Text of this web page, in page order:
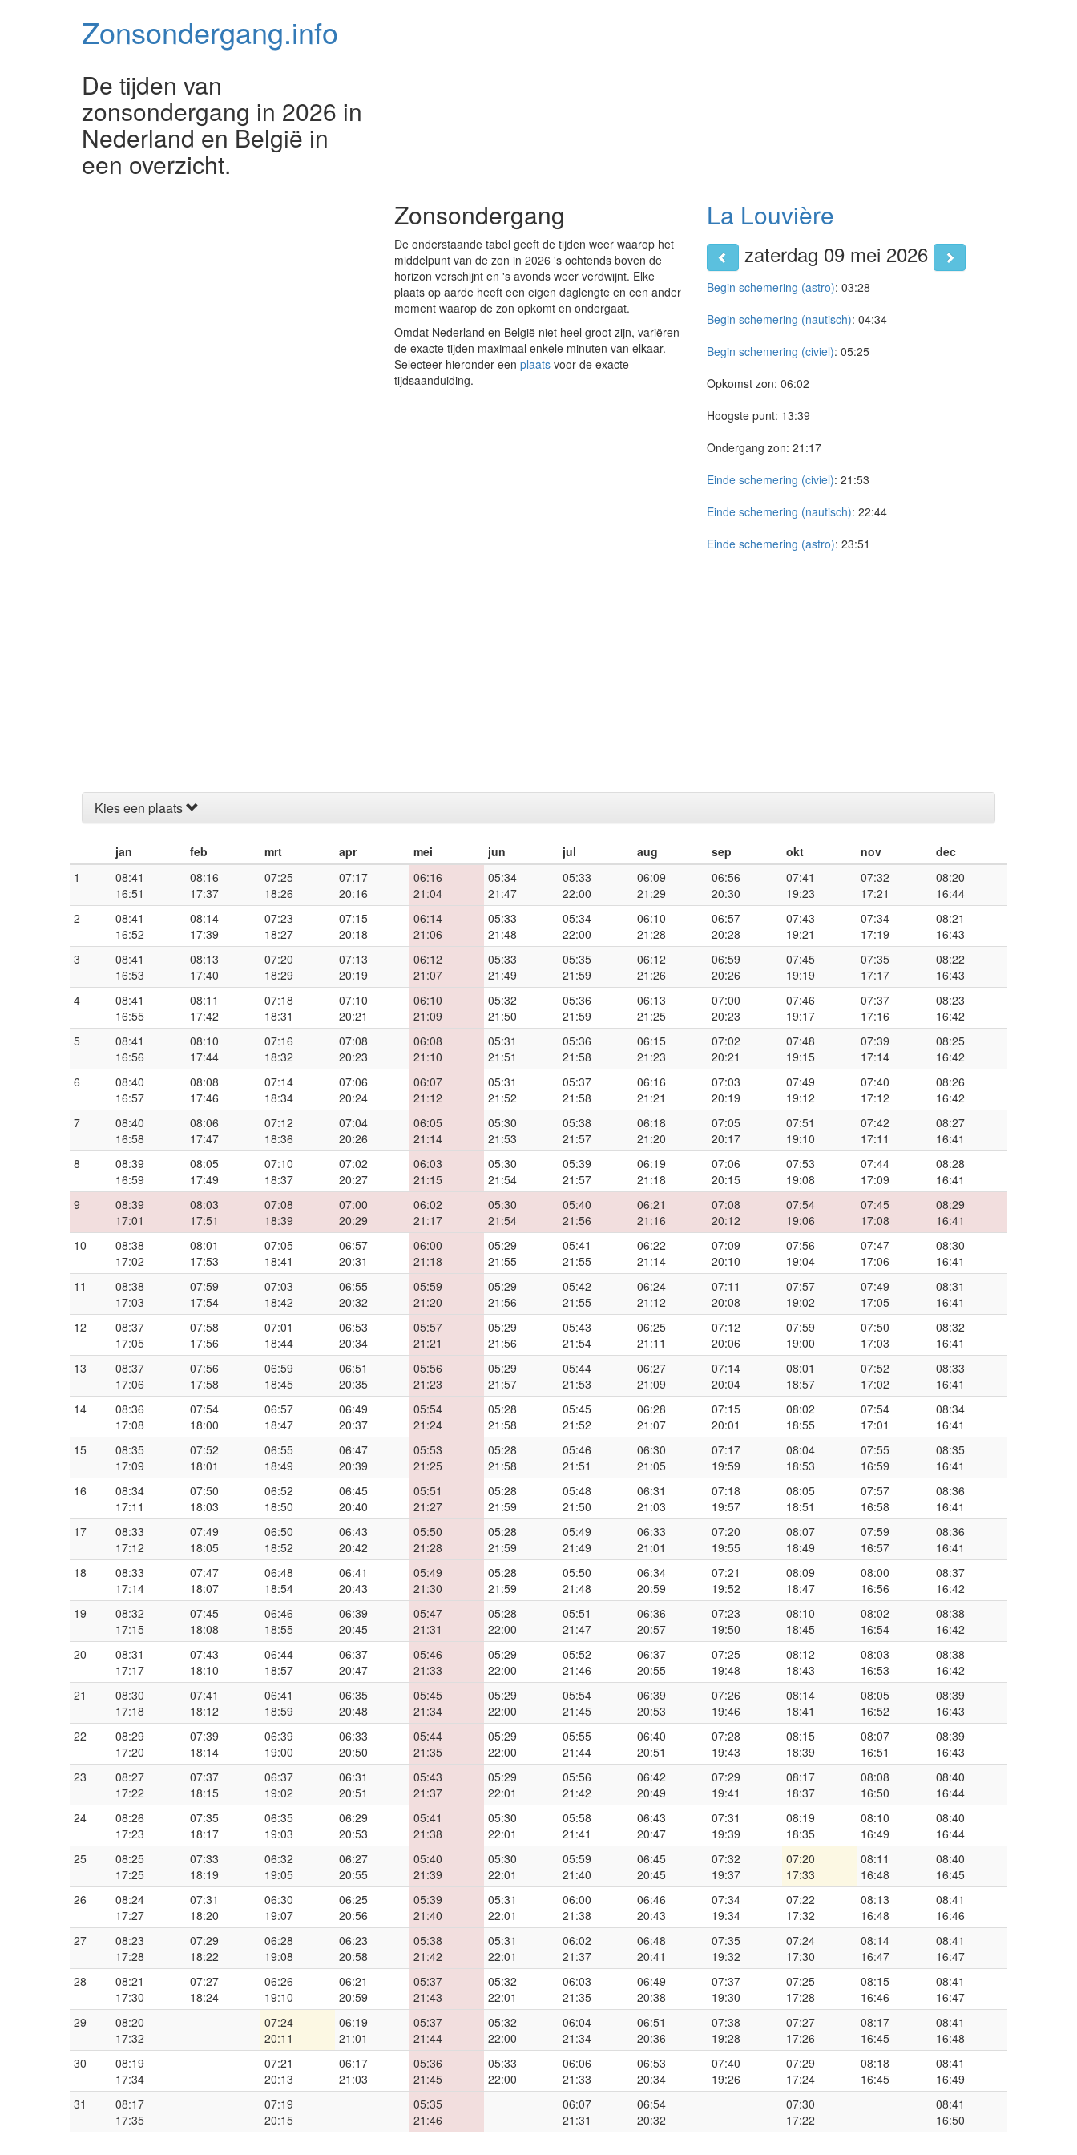
Zonsondergang.info
De tijden van
zonsondergang in 2026 in
Nederland en België in
een overzicht.
Zonsondergang
De onderstaande tabel geeft de tijden weer waarop het
middelpunt van de zon in 2026 's ochtends boven de
horizon verschijnt en 's avonds weer verdwijnt. Elke
plaats op aarde heeft een eigen daglengte en een ander
moment waarop de zon opkomt en ondergaat.
Omdat Nederland en België niet heel groot zijn, variëren
de exacte tijden maximaal enkele minuten van elkaar.
Selecteer hieronder een plaats voor de exacte
tijdsaanduiding.
La Louvière
zaterdag 09 mei 2026
Begin schemering (astro): 03:28
Begin schemering (nautisch): 04:34
Begin schemering (civiel): 05:25
Opkomst zon: 06:02
Hoogste punt: 13:39
Ondergang zon: 21:17
Einde schemering (civiel): 21:53
Einde schemering (nautisch): 22:44
Einde schemering (astro): 23:51
Kies een plaats
jan feb mrt apr mei jun jul aug sep okt nov
dec
1
08:41
16:51
08:16
17:37
07:25
18:26
07:17
20:16
06:16
21:04
05:34
21:47
05:33
22:00
06:09
21:29
06:56
20:30
07:41
19:23
07:32
17:21
08:20
16:44
2
08:41
16:52
08:14
17:39
07:23
18:27
07:15
20:18
06:14
21:06
05:33
21:48
05:34
22:00
06:10
21:28
06:57
20:28
07:43
19:21
07:34
17:19
08:21
16:43
3
08:41
16:53
08:13
17:40
07:20
18:29
07:13
20:19
06:12
21:07
05:33
21:49
05:35
21:59
06:12
21:26
06:59
20:26
07:45
19:19
07:35
17:17
08:22
16:43
4
08:41
16:55
08:11
17:42
07:18
18:31
07:10
20:21
06:10
21:09
05:32
21:50
05:36
21:59
06:13
21:25
07:00
20:23
07:46
19:17
07:37
17:16
08:23
16:42
5
08:41
16:56
08:10
17:44
07:16
18:32
07:08
20:23
06:08
21:10
05:31
21:51
05:36
21:58
06:15
21:23
07:02
20:21
07:48
19:15
07:39
17:14
08:25
16:42
6
08:40
16:57
08:08
17:46
07:14
18:34
07:06
20:24
06:07
21:12
05:31
21:52
05:37
21:58
06:16
21:21
07:03
20:19
07:49
19:12
07:40
17:12
08:26
16:42
7
08:40
16:58
08:06
17:47
07:12
18:36
07:04
20:26
06:05
21:14
05:30
21:53
05:38
21:57
06:18
21:20
07:05
20:17
07:51
19:10
07:42
17:11
08:27
16:41
8
08:39
16:59
08:05
17:49
07:10
18:37
07:02
20:27
06:03
21:15
05:30
21:54
05:39
21:57
06:19
21:18
07:06
20:15
07:53
19:08
07:44
17:09
08:28
16:41
9
08:39
17:01
08:03
17:51
07:08
18:39
07:00
20:29
06:02
21:17
05:30
21:54
05:40
21:56
06:21
21:16
07:08
20:12
07:54
19:06
07:45
17:08
08:29
16:41
10
08:38
17:02
08:01
17:53
07:05
18:41
06:57
20:31
06:00
21:18
05:29
21:55
05:41
21:55
06:22
21:14
07:09
20:10
07:56
19:04
07:47
17:06
08:30
16:41
11
08:38
17:03
07:59
17:54
07:03
18:42
06:55
20:32
05:59
21:20
05:29
21:56
05:42
21:55
06:24
21:12
07:11
20:08
07:57
19:02
07:49
17:05
08:31
16:41
12
08:37
17:05
07:58
17:56
07:01
18:44
06:53
20:34
05:57
21:21
05:29
21:56
05:43
21:54
06:25
21:11
07:12
20:06
07:59
19:00
07:50
17:03
08:32
16:41
13
08:37
17:06
07:56
17:58
06:59
18:45
06:51
20:35
05:56
21:23
05:29
21:57
05:44
21:53
06:27
21:09
07:14
20:04
08:01
18:57
07:52
17:02
08:33
16:41
14
08:36
17:08
07:54
18:00
06:57
18:47
06:49
20:37
05:54
21:24
05:28
21:58
05:45
21:52
06:28
21:07
07:15
20:01
08:02
18:55
07:54
17:01
08:34
16:41
15
08:35
17:09
07:52
18:01
06:55
18:49
06:47
20:39
05:53
21:25
05:28
21:58
05:46
21:51
06:30
21:05
07:17
19:59
08:04
18:53
07:55
16:59
08:35
16:41
16
08:34
17:11
07:50
18:03
06:52
18:50
06:45
20:40
05:51
21:27
05:28
21:59
05:48
21:50
06:31
21:03
07:18
19:57
08:05
18:51
07:57
16:58
08:36
16:41
17
08:33
17:12
07:49
18:05
06:50
18:52
06:43
20:42
05:50
21:28
05:28
21:59
05:49
21:49
06:33
21:01
07:20
19:55
08:07
18:49
07:59
16:57
08:36
16:41
18
08:33
17:14
07:47
18:07
06:48
18:54
06:41
20:43
05:49
21:30
05:28
21:59
05:50
21:48
06:34
20:59
07:21
19:52
08:09
18:47
08:00
16:56
08:37
16:42
19
08:32
17:15
07:45
18:08
06:46
18:55
06:39
20:45
05:47
21:31
05:28
22:00
05:51
21:47
06:36
20:57
07:23
19:50
08:10
18:45
08:02
16:54
08:38
16:42
20
08:31
17:17
07:43
18:10
06:44
18:57
06:37
20:47
05:46
21:33
05:29
22:00
05:52
21:46
06:37
20:55
07:25
19:48
08:12
18:43
08:03
16:53
08:38
16:42
21
08:30
17:18
07:41
18:12
06:41
18:59
06:35
20:48
05:45
21:34
05:29
22:00
05:54
21:45
06:39
20:53
07:26
19:46
08:14
18:41
08:05
16:52
08:39
16:43
22
08:29
17:20
07:39
18:14
06:39
19:00
06:33
20:50
05:44
21:35
05:29
22:00
05:55
21:44
06:40
20:51
07:28
19:43
08:15
18:39
08:07
16:51
08:39
16:43
23
08:27
17:22
07:37
18:15
06:37
19:02
06:31
20:51
05:43
21:37
05:29
22:01
05:56
21:42
06:42
20:49
07:29
19:41
08:17
18:37
08:08
16:50
08:40
16:44
24
08:26
17:23
07:35
18:17
06:35
19:03
06:29
20:53
05:41
21:38
05:30
22:01
05:58
21:41
06:43
20:47
07:31
19:39
08:19
18:35
08:10
16:49
08:40
16:44
25
08:25
17:25
07:33
18:19
06:32
19:05
06:27
20:55
05:40
21:39
05:30
22:01
05:59
21:40
06:45
20:45
07:32
19:37
07:20
17:33
08:11
16:48
08:40
16:45
26
08:24
17:27
07:31
18:20
06:30
19:07
06:25
20:56
05:39
21:40
05:31
22:01
06:00
21:38
06:46
20:43
07:34
19:34
07:22
17:32
08:13
16:48
08:41
16:46
27
08:23
17:28
07:29
18:22
06:28
19:08
06:23
20:58
05:38
21:42
05:31
22:01
06:02
21:37
06:48
20:41
07:35
19:32
07:24
17:30
08:14
16:47
08:41
16:47
28
08:21
17:30
07:27
18:24
06:26
19:10
06:21
20:59
05:37
21:43
05:32
22:01
06:03
21:35
06:49
20:38
07:37
19:30
07:25
17:28
08:15
16:46
08:41
16:47
29
08:20
17:32
07:24
20:11
06:19
21:01
05:37
21:44
05:32
22:00
06:04
21:34
06:51
20:36
07:38
19:28
07:27
17:26
08:17
16:45
08:41
16:48
30
08:19
17:34
07:21
20:13
06:17
21:03
05:36
21:45
05:33
22:00
06:06
21:33
06:53
20:34
07:40
19:26
07:29
17:24
08:18
16:45
08:41
16:49
31
08:17
17:35
07:19
20:15
05:35
21:46
06:07
21:31
06:54
20:32
07:30
17:22
08:41
16:50